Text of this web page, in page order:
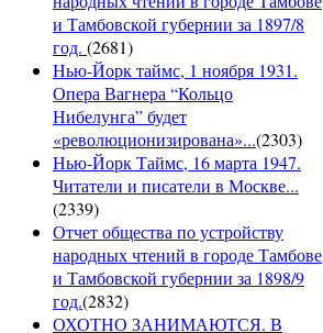
и Тамбовской губернии за 1897/8
год. (2681)
Нью-Йорк таймс, 1 ноября 1931.
Опера Вагнера “Кольцо
Нибелунга” будет
«революционизирована»...(2303)
Нью-Йорк Таймс, 16 марта 1947.
Читатели и писатели в Москве...
(2339)
Отчет общества по устройству
народных чтений в городе Тамбове
и Тамбовской губернии за 1898/9
год.(2832)
ОХОТНО ЗАНИМАЮТСЯ. В